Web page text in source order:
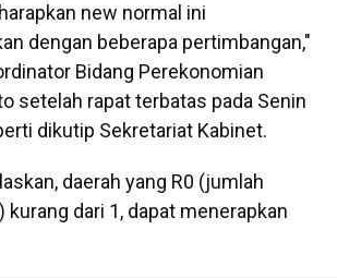
new normal ini
dengan beberapa pertimbangan,"
Bidang Perekonomian
setelah rapat terbatas pada Senin
dikutip Sekretariat Kabinet.
daerah yang R0 (jumlah
dari 1, dapat menerapkan